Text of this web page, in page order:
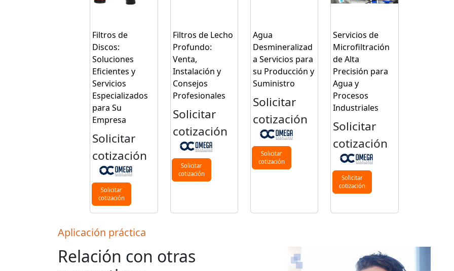
Filtros de
Discos:
Soluciones
Eficientes y
Servicios
Especializados
para Su
Empresa
Solicitar
cotización
Solicitar
cotización
Filtros de Lecho
Profundo:
Venta,
Instalación y
Consejos
Profesionales
Solicitar
cotización
Solicitar
cotización
Agua
Desmineralizad
a Servicios para
su Producción y
Suministro
Solicitar
cotización
Solicitar
cotización
Servicios de
Microfiltración
de Alta
Precisión para
Agua y
Procesos
Industriales
Solicitar
cotización
Solicitar
cotización
Aplicación práctica
Relación con otras